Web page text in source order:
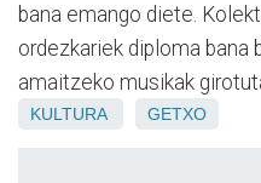
bana emango diete.
ordezkariek diploma bana
amaitzeko musikak
KULTURA GETXO